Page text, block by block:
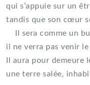
qui s’appuie sur un
tandis que son cœur
Il sera comme un
il ne verra pas venir le
Il aura pour demeure
une terre salée,